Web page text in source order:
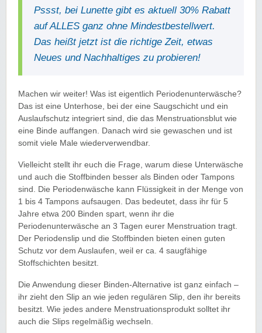
Pssst, bei Lunette gibt es aktuell 30% Rabatt
auf ALLES ganz ohne Mindestbestellwert.
Das heißt jetzt ist die richtige Zeit, etwas
Neues und Nachhaltiges zu probieren!
Machen wir weiter! Was ist eigentlich Periodenunterwäsche?
Das ist eine Unterhose, bei der eine Saugschicht und ein
Auslaufschutz integriert sind, die das Menstruationsblut wie
eine Binde auffangen. Danach wird sie gewaschen und ist
somit viele Male wiederverwendbar.
Vielleicht stellt ihr euch die Frage, warum diese Unterwäsche
und auch die Stoffbinden besser als Binden oder Tampons
sind. Die Periodenwäsche kann Flüssigkeit in der Menge von
1 bis 4 Tampons aufsaugen. Das bedeutet, dass ihr für 5
Jahre etwa 200 Binden spart, wenn ihr die
Periodenunterwäsche an 3 Tagen eurer Menstruation tragt.
Der Periodenslip und die Stoffbinden bieten einen guten
Schutz vor dem Auslaufen, weil er ca. 4 saugfähige
Stoffschichten besitzt.
Die Anwendung dieser Binden-Alternative ist ganz einfach –
ihr zieht den Slip an wie jeden regulären Slip, den ihr bereits
besitzt. Wie jedes andere Menstruationsprodukt solltet ihr
auch die Slips regelmäßig wechseln.